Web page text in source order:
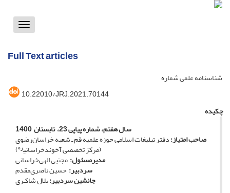
Toggle
Full Text articles
شناسنامه علمی شماره
10.22010/JRJ.2021.70144
چکیده
سال هفتم، شماره پیاپی 23، تابستان 1400
صاحب امتیاز:دفتر تبلیغات اسلامی حوزه علمیه قم ـ شعبه خراسان‌رضوی
(مرکز تخصصی آخوندخراسانیره )
مدیرمسئول:مجتبی الهی‌خراسانی
سردبیر: حسین ناصری‌مقدم
جانشین سردبیر:بلال شاکـری